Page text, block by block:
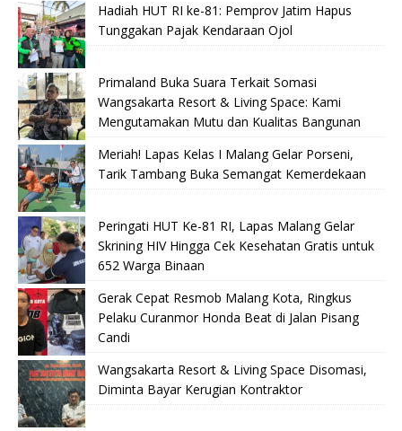
Hadiah HUT RI ke-81: Pemprov Jatim Hapus
Tunggakan Pajak Kendaraan Ojol
Primaland Buka Suara Terkait Somasi
Wangsakarta Resort & Living Space: Kami
Mengutamakan Mutu dan Kualitas Bangunan
Meriah! Lapas Kelas I Malang Gelar Porseni,
Tarik Tambang Buka Semangat Kemerdekaan
Peringati HUT Ke-81 RI, Lapas Malang Gelar
Skrining HIV Hingga Cek Kesehatan Gratis untuk
652 Warga Binaan
Gerak Cepat Resmob Malang Kota, Ringkus
Pelaku Curanmor Honda Beat di Jalan Pisang
Candi
Wangsakarta Resort & Living Space Disomasi,
Diminta Bayar Kerugian Kontraktor